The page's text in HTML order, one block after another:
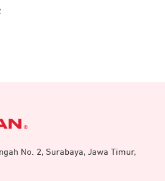
No. 2, Surabaya, Jawa Timur,